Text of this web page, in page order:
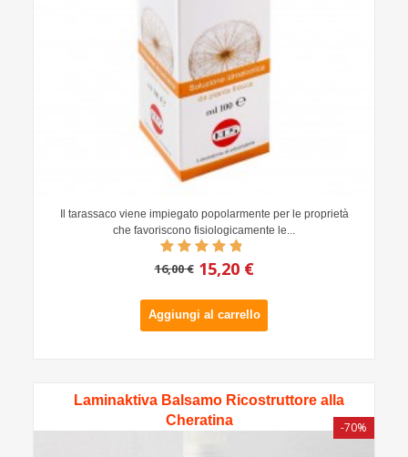
Il tarassaco viene impiegato popolarmente per le proprietà
che favoriscono fisiologicamente le...
16,00 € 15,20 €
Aggiungi al carrello
Laminaktiva Balsamo Ricostruttore alla
Cheratina
-70%